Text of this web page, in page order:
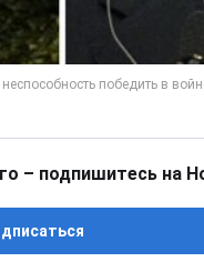
– подпишитесь на